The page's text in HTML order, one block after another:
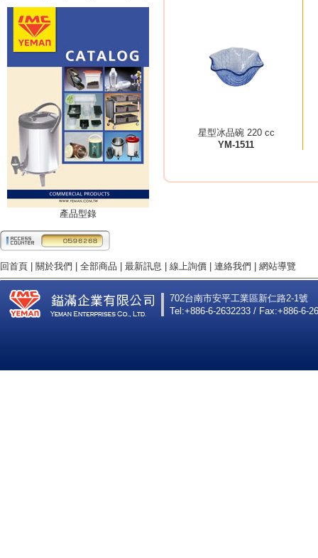
產品型錄
星型冰品碗 220 cc
YM-1511
回首頁 | 關於我們 | 全部商品 | 最新訊息 | 線上詢價 | 連絡我們 | 網站導覽
702台南市安平工業區新仁路2-1號
Tel:+886-6-2632233 / Fax:+886-6-